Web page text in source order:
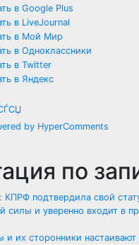
by HyperComments
по
подтвердила свой
силы и уверенно входит в
и их сторонники настаивают